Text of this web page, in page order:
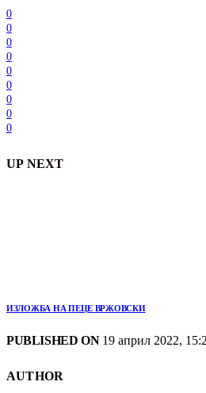
0
0
0
0
0
0
0
0
0
UP NEXT
ИЗЛОЖБА НА ПЕЦЕ ВРЖОВСКИ
PUBLISHED ON19 април 2022,
AUTHOR